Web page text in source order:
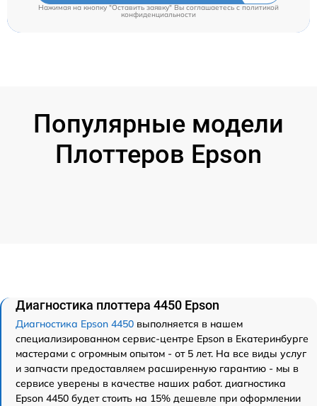
Нажимая на кнопку "Оставить заявку" Вы соглашаетесь c политикой
конфиденциальности
Популярные модели
Плоттеров Epson
Диагностика плоттера 4450 Epson
Диагностика Epson 4450 выполняется в нашем
специализированном сервис-центре Epson в Екатеринбурге
мастерами с огромным опытом - от 5 лет. На все виды услуг
и запчасти предоставляем расширенную гарантию - мы в
сервисе уверены в качестве наших работ. диагностика
Epson 4450 будет стоить на 15% дешевле при оформлении